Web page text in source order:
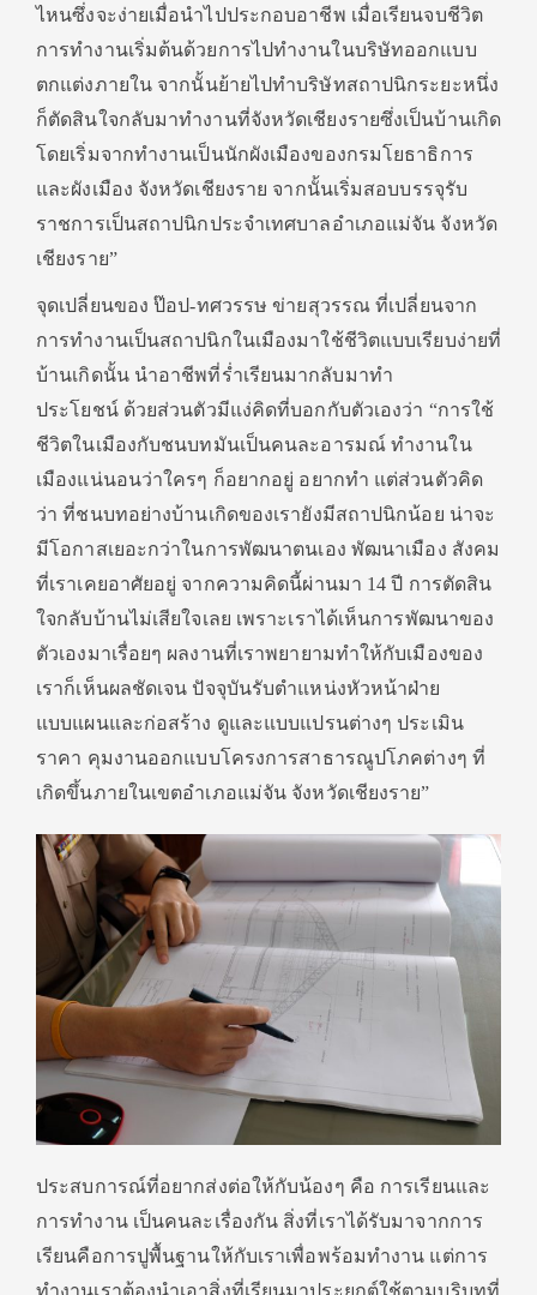
ไหนซึ่งจะง่ายเมื่อนำไปประกอบอาชีพ เมื่อเรียนจบชีวิต
การทำงานเริ่มต้นด้วยการไปทำงานในบริษัทออกแบบ
ตกแต่งภายใน จากนั้นย้ายไปทำบริษัทสถาปนิกระยะหนึ่ง
ก็ตัดสินใจกลับมาทำงานที่จังหวัดเชียงรายซึ่งเป็นบ้านเกิด
โดยเริ่มจากทำงานเป็นนักผังเมืองของกรมโยธาธิการ
และผังเมือง จังหวัดเชียงราย จากนั้นเริ่มสอบบรรจุรับ
ราชการเป็นสถาปนิกประจำเทศบาลอำเภอแม่จัน จังหวัด
เชียงราย”
จุดเปลี่ยนของ ป๊อป-ทศวรรษ ข่ายสุวรรณ ที่เปลี่ยนจาก
การทำงานเป็นสถาปนิกในเมืองมาใช้ชีวิตแบบเรียบง่ายที่
บ้านเกิดนั้น นำอาชีพที่ร่ำเรียนมากลับมาทำ
ประโยชน์ ด้วยส่วนตัวมีแง่คิดที่บอกกับตัวเองว่า “การใช้
ชีวิตในเมืองกับชนบทมันเป็นคนละอารมณ์ ทำงานใน
เมืองแน่นอนว่าใครๆ ก็อยากอยู่ อยากทำ แต่ส่วนตัวคิด
ว่า ที่ชนบทอย่างบ้านเกิดของเรายังมีสถาปนิกน้อย น่าจะ
มีโอกาสเยอะกว่าในการพัฒนาตนเอง พัฒนาเมือง สังคม
ที่เราเคยอาศัยอยู่ จากความคิดนี้ผ่านมา 14 ปี การตัดสิน
ใจกลับบ้านไม่เสียใจเลย เพราะเราได้เห็นการพัฒนาของ
ตัวเองมาเรื่อยๆ ผลงานที่เราพยายามทำให้กับเมืองของ
เราก็เห็นผลชัดเจน ปัจจุบันรับตำแหน่งหัวหน้าฝ่าย
แบบแผนและก่อสร้าง ดูและแบบแปรนต่างๆ ประเมิน
ราคา คุมงานออกแบบโครงการสาธารณูปโภคต่างๆ ที่
เกิดขึ้นภายในเขตอำเภอแม่จัน จังหวัดเชียงราย”
ประสบการณ์ที่อยากส่งต่อให้กับน้องๆ คือ การเรียนและ
การทำงาน เป็นคนละเรื่องกัน สิ่งที่เราได้รับมาจากการ
เรียนคือการปูพื้นฐานให้กับเราเพื่อพร้อมทำงาน แต่การ
ทำงานเราต้องนำเอาสิ่งที่เรียนมาประยุกต์ใช้ตามบริบทที่